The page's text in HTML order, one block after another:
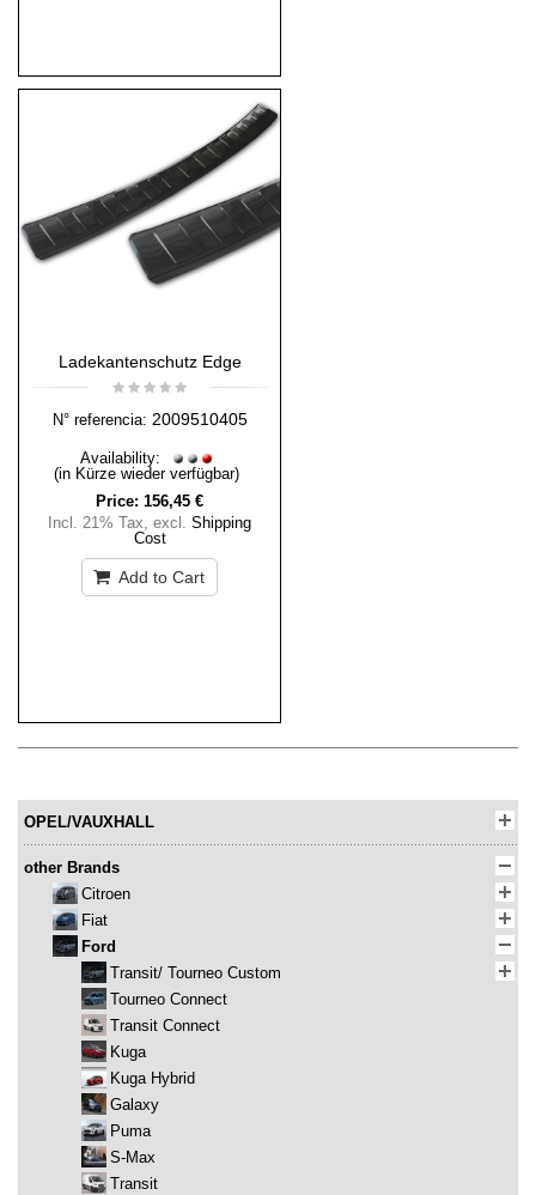
Ladekantenschutz Edge
N° referencia: 2009510405
Availability:
(in Kürze wieder verfügbar)
Price: 156,45 €
Incl. 21% Tax, excl. Shipping
Cost
Add to Cart
OPEL/VAUXHALL
other Brands
Citroen
Fiat
Ford
Transit/ Tourneo Custom
Tourneo Connect
Transit Connect
Kuga
Kuga Hybrid
Galaxy
Puma
S-Max
Transit